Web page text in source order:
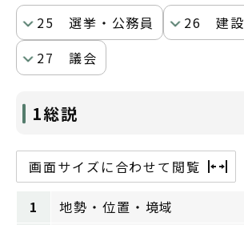
25 選挙・公務員
26 建設
27 議会
1総説
画面サイズに合わせて閲覧
1
地勢・位置・境域